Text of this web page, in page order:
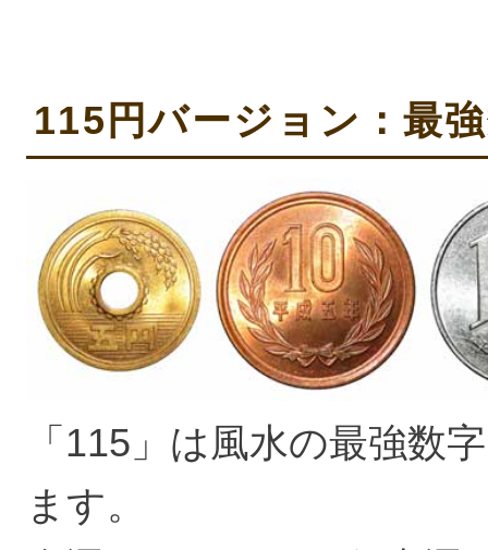
115円バージョン：最
「115」は風水の最強数
ます。